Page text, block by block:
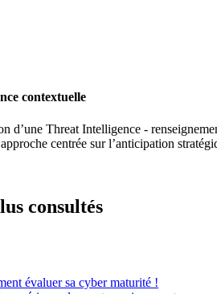
contextuelle
d’une Threat Intelligence -
centrée sur l’anticipation
consultés
évaluer sa cyber maturité !